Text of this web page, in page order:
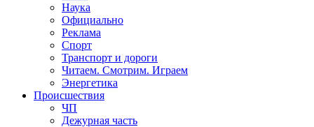
Наука
Официально
Реклама
Спорт
Транспорт и дороги
Читаем. Смотрим. Играем
Энергетика
Происшествия
ЧП
Дежурная часть